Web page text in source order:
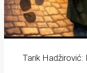
Tarik